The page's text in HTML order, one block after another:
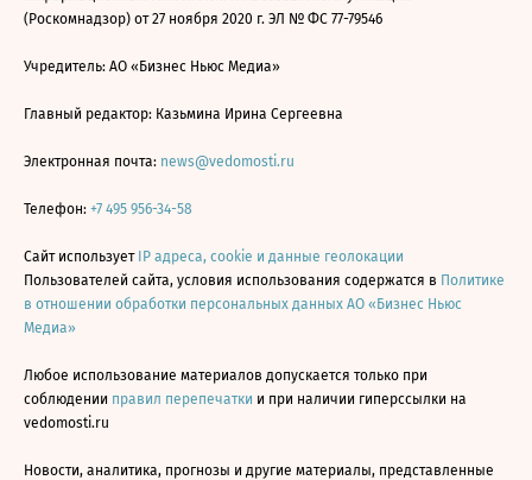
(Роскомнадзор) от 27 ноября 2020 г. ЭЛ № ФС 77-79546
Учредитель: АО «Бизнес Ньюс Медиа»
Главный редактор: Казьмина Ирина Сергеевна
Электронная почта: news@vedomosti.ru
Телефон: +7 495 956-34-58
Сайт использует IP адреса, cookie и данные геолокации
Пользователей сайта, условия использования содержатся в Политике
в отношении обработки персональных данных АО «Бизнес Ньюс
Медиа»
Любое использование материалов допускается только при
соблюдении правил перепечатки и при наличии гиперссылки на
vedomosti.ru
Новости, аналитика, прогнозы и другие материалы, представленные